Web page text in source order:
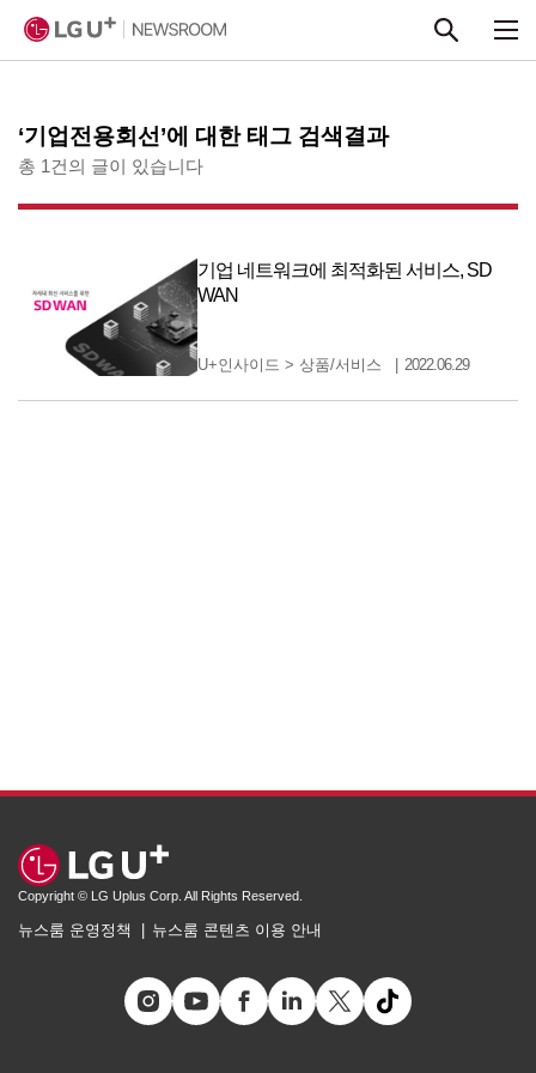
‘기업전용회선’에 대한 태그 검색결과
총 1건의 글이 있습니다
기업 네트워크에 최적화된 서비스, SD
WAN
U+인사이드 >상품/서비스 2022.06.29
Copyright © LG Uplus Corp. All Rights Reserved.
뉴스룸 운영정책 뉴스룸 콘텐츠 이용 안내